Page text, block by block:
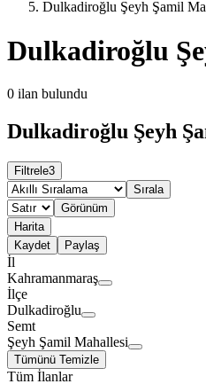
Dulkadiroğlu Şeyh Şamil
Dulkadiroğlu
0 ilan bulundu
Dulkadiroğlu Şeyh
Filtrele3
Sırala
Görünüm
Harita
Kaydet
Paylaş
İl
Kahramanmaraş
İlçe
Dulkadiroğlu
Semt
Şeyh Şamil Mahallesi
Tümünü Temizle
Tüm İlanlar